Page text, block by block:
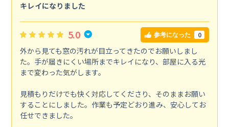
キレイになりました
5.0 参考になった 0
外から見ても窓の汚れが目立ってきたのでお願いしまし
た。手が届きにくい場所までキレイになり、部屋に入る光
まで変わった気がします。
見積もりだけでも快く対応してくださり、そのままお願い
することにしました。作業も予定どおり進み、安心してお
任せできました。